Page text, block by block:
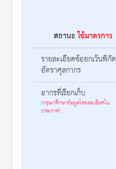
สถานะใช้มาตรการ
รายละเอียดข้อยกเว้นพิกัด
อัตราศุลกากร
อากรที่เรียกเก็บ
(กรุณาศึกษาข้อมูลโดยละเอียดใน
ประกาศ)